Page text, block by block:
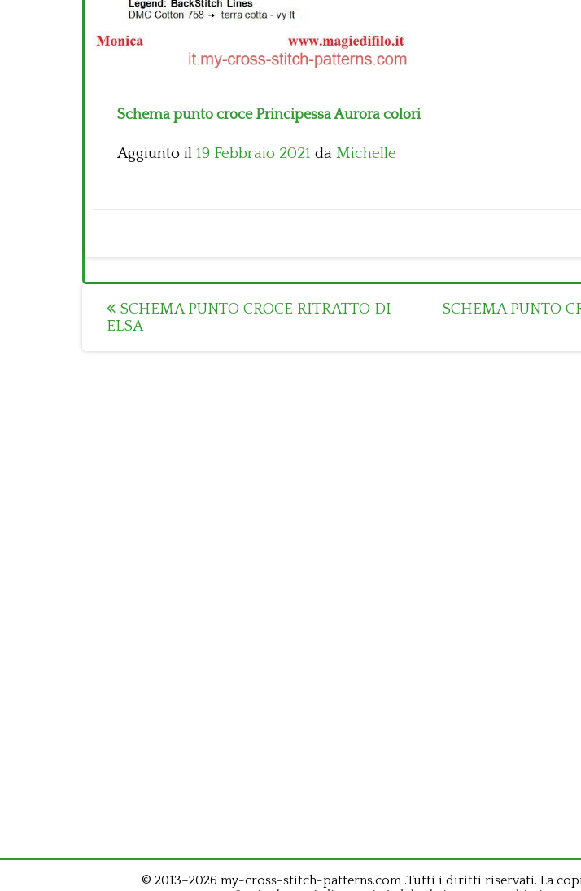
Schema punto croce Principessa Aurora colori
Aggiunto il 19 Febbraio 2021 da Michelle
Post
navigation
SCHEMA PUNTO CROCE RITRATTO DI
ELSA
SCHEMA PUNTO
© 2013–2026 my-cross-stitch-patterns.com .Tutti i diritti riservati. La